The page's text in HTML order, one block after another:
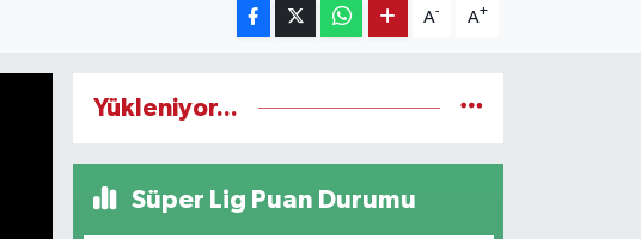
A- A+
Yükleniyor...
Süper Lig Puan Durumu